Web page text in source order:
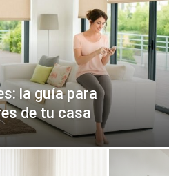
la guía para
de tu casa